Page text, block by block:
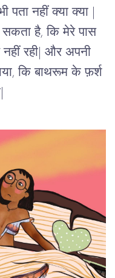
नहीं क्या क्या |
है, कि मेरे पास
नहीं रही| और अपनी
कि बाथरूम के फ़र्श